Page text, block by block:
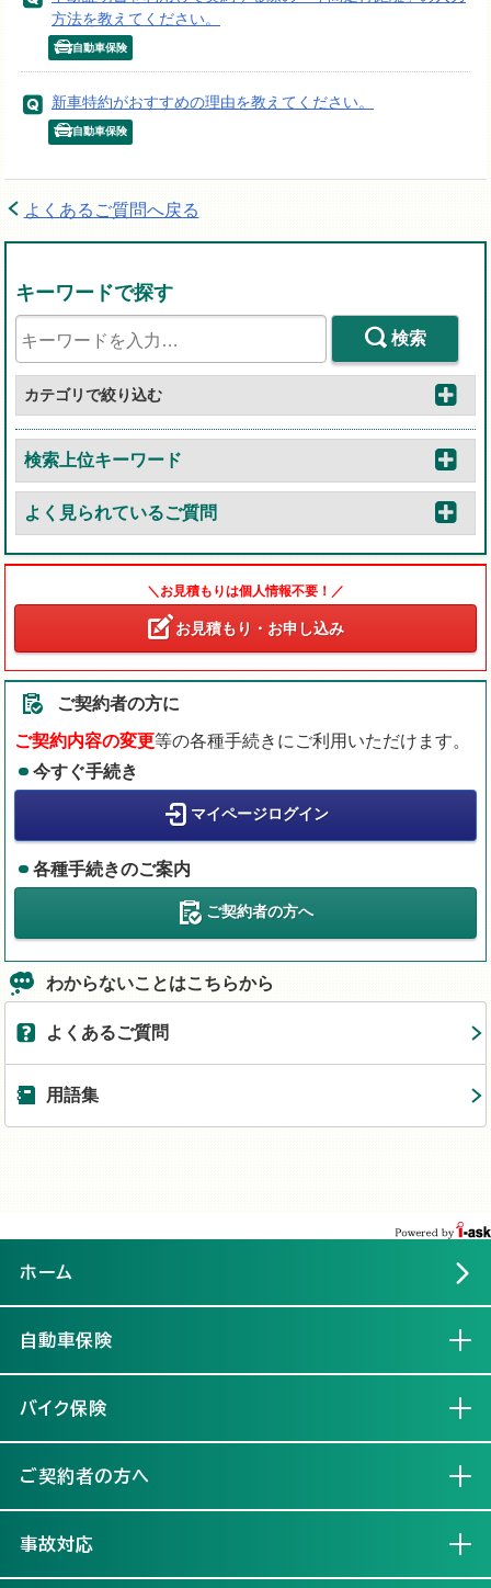
方法を教えてください。
自動車保険
新車特約がおすすめの理由を教えてください。
自動車保険
よくあるご質問へ戻る
キーワードで探す
検索
カテゴリで絞り込む
検索上位キーワード
よく見られているご質問
＼お見積もりは個人情報不要！／
お見積もり・お申し込み
ご契約者の方に
ご契約内容の変更等の各種手続きにご利用いただけます。
今すぐ手続き
マイページログイン
各種手続きのご案内
ご契約者の方へ
わからないことはこちらから
よくあるご質問
用語集
ホーム
自動車保険
バイク保険
ご契約者の方へ
事故対応